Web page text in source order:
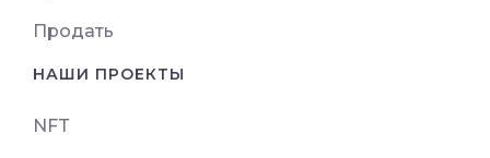
Продать
НАШИ ПРОЕКТЫ
NFT